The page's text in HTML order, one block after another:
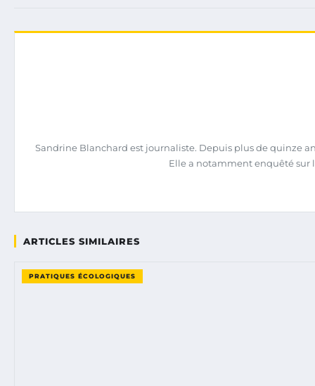
Sandrine Blanchard est journaliste. Depuis plus de quinze
Elle a notamment enquêté sur
ARTICLES SIMILAIRES
PRATIQUES ÉCOLOGIQUES